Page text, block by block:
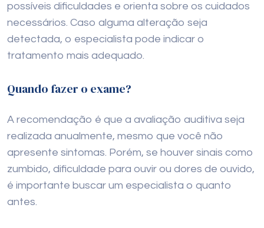
possíveis dificuldades e orienta sobre os cuidados
necessários. Caso alguma alteração seja
detectada, o especialista pode indicar o
tratamento mais adequado.
Quando fazer o exame?
A recomendação é que a avaliação auditiva seja
realizada anualmente, mesmo que você não
apresente sintomas. Porém, se houver sinais como
zumbido, dificuldade para ouvir ou dores de ouvido,
é importante buscar um especialista o quanto
antes.